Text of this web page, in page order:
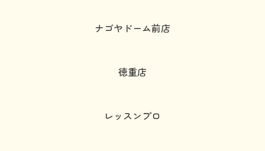
ナゴヤドーム前店
徳重店
レッスンプロ